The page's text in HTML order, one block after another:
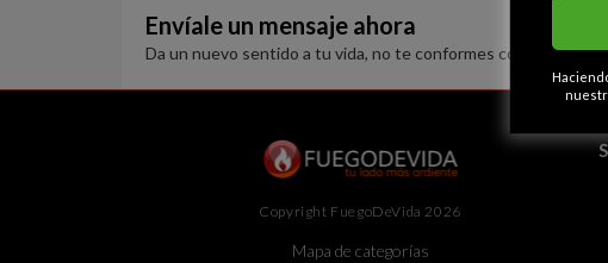
Envíale un mensaje ahora
Da un nuevo sentido a tu vida, no te conformes con la
Copyright FuegoDeVida 2026
Mapa de categorías